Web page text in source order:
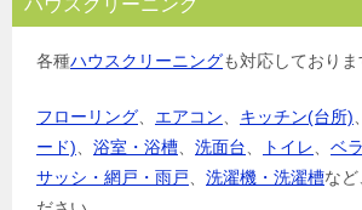
ハウスクリーニング
各種ハウスクリーニングも対応しておりま
フローリング、 エアコン、 キッチン(台所)、
ード)、 浴室・浴槽、 洗面台、 トイレ、 ベ
サッシ・網戸・雨戸、 洗濯機・洗濯槽など